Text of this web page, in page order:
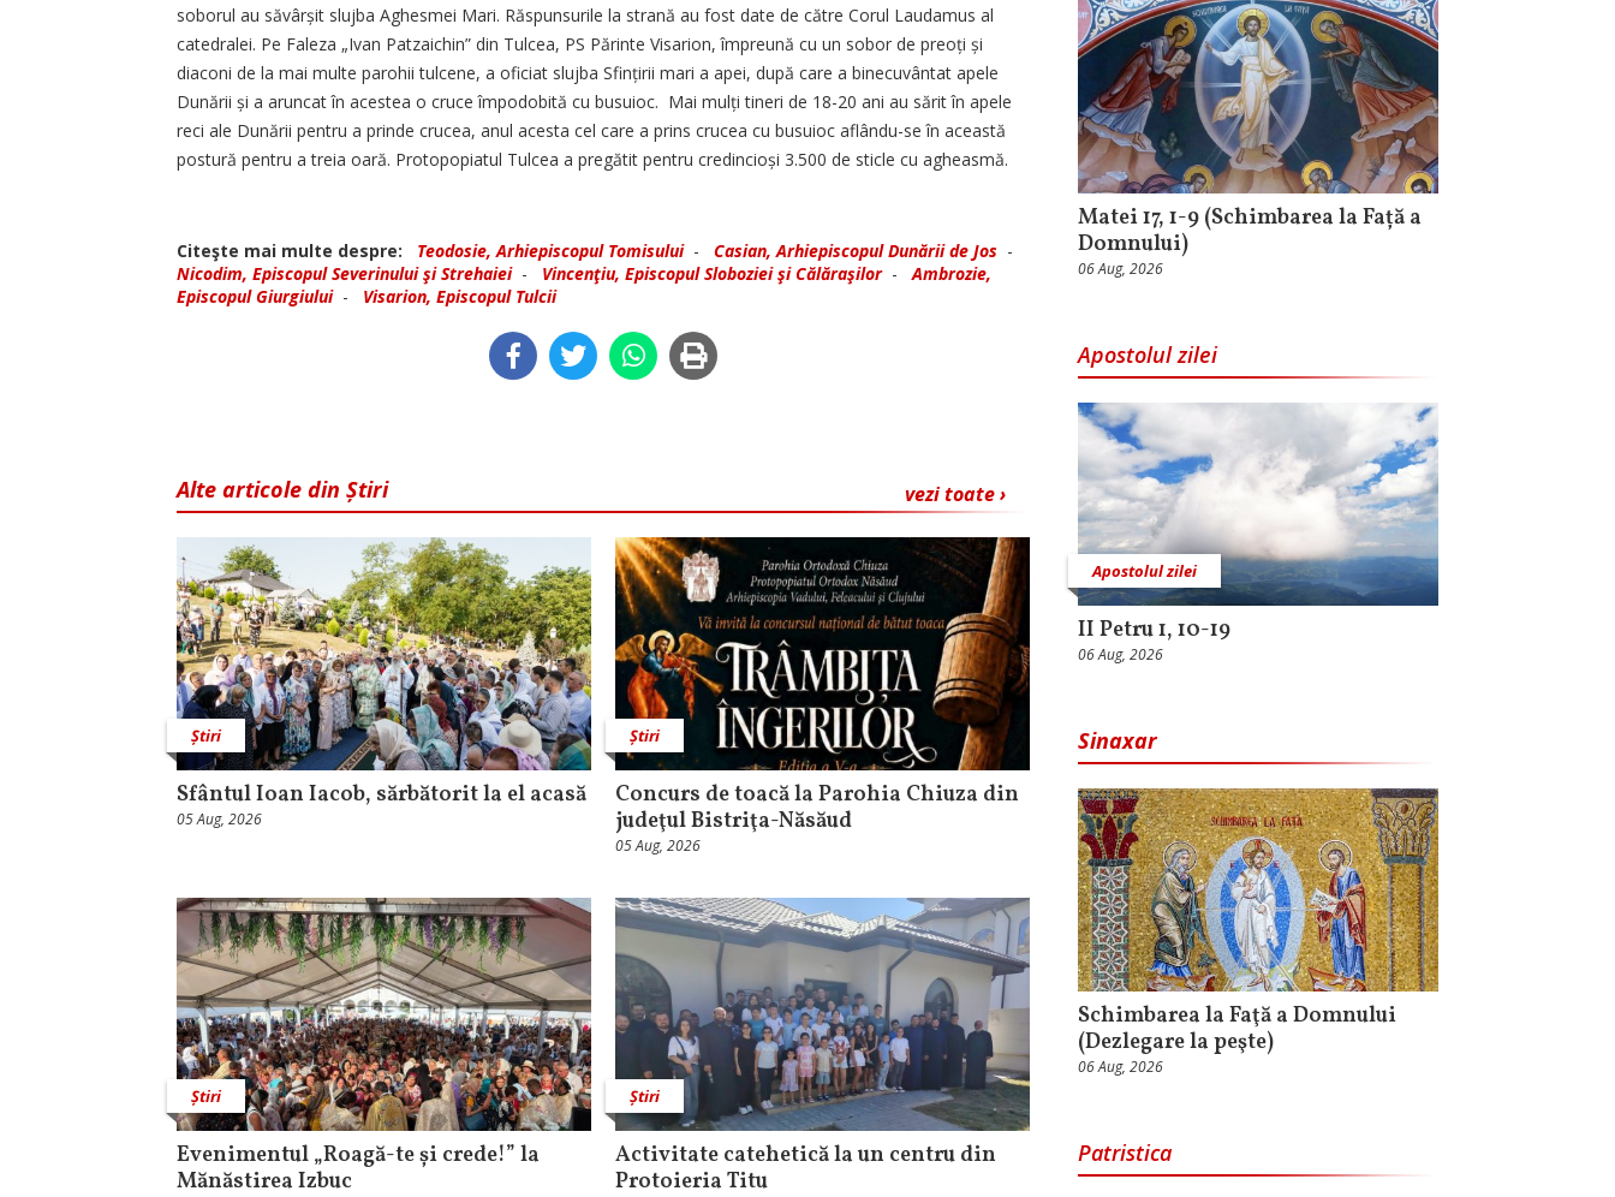
soborul au săvârșit slujba Aghesmei Mari. Răspunsurile la strană au fost date de către Corul Laudamus al
catedralei. Pe Faleza „Ivan Patzaichin” din Tulcea, PS Părinte Visarion, împreună cu un sobor de preoți și
diaconi de la mai multe parohii tulcene, a oficiat slujba Sfințirii mari a apei, după care a binecuvântat apele
Dunării și a aruncat în acestea o cruce împodobită cu busuioc. Mai mulți tineri de 18-20 ani au sărit în apele
reci ale Dunării pentru a prinde crucea, anul acesta cel care a prins crucea cu busuioc aflându-se în această
postură pentru a treia oară. Protopopiatul Tulcea a pregătit pentru credincioși 3.500 de sticle cu agheasmă.
Citeşte mai multe despre: Teodosie, Arhiepiscopul Tomisului- Casian, Arhiepiscopul Dunării de Jos -
Nicodim, Episcopul Severinului şi Strehaiei- Vincenţiu, Episcopul Sloboziei şi Călăraşilor-Ambrozie,
Episcopul Giurgiului- Visarion, Episcopul Tulcii
vezi toate ›
Alte articole din Știri
Știri
Sfântul Ioan Iacob, sărbătorit la el acasă
05 Aug, 2026
Știri
​Concurs de toacă la Parohia Chiuza din
judeţul Bistriţa-Năsăud
05 Aug, 2026
Știri
Evenimentul „Roagă-te și crede!” la
Mănăstirea Izbuc
Știri
Activitate catehetică la un centru din
Protoieria Titu
Matei 17, 1-9 (Schimbarea la Față a
Domnului)
06 Aug, 2026
Apostolul zilei
Apostolul zilei
II Petru 1, 10-19
06 Aug, 2026
Sinaxar
Schimbarea la Faţă a Domnului
(Dezlegare la peşte)
06 Aug, 2026
Patristica